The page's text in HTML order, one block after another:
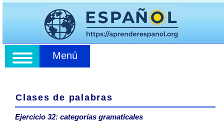
Menú
Clases de palabras
Ejercicio 32: categorías gramaticales